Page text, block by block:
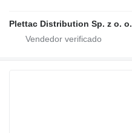
Plettac Distribution Sp. z o. o.